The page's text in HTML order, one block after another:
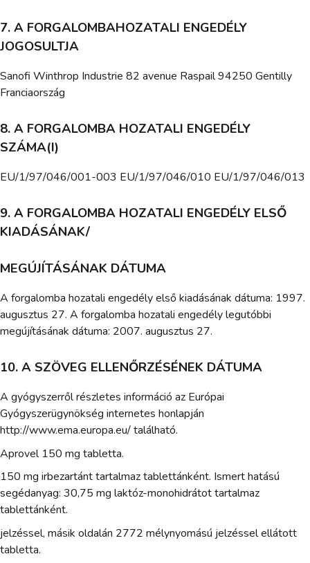
7. A FORGALOMBAHOZATALI ENGEDÉLY
JOGOSULTJA
Sanofi Winthrop Industrie 82 avenue Raspail 94250 Gentilly
Franciaország
8. A FORGALOMBA HOZATALI ENGEDÉLY
SZÁMA(I)
EU/1/97/046/001-003 EU/1/97/046/010 EU/1/97/046/013
9. A FORGALOMBA HOZATALI ENGEDÉLY ELSŐ
KIADÁSÁNAK/
MEGÚJÍTÁSÁNAK DÁTUMA
A forgalomba hozatali engedély első kiadásának dátuma: 1997.
augusztus 27. A forgalomba hozatali engedély legutóbbi
megújításának dátuma: 2007. augusztus 27.
10. A SZÖVEG ELLENŐRZÉSÉNEK DÁTUMA
A gyógyszerről részletes információ az Európai
Gyógyszerügynökség internetes honlapján
http://www.ema.europa.eu/ található.
Aprovel 150 mg tabletta.
150 mg irbezartánt tartalmaz tablettánként. Ismert hatású
segédanyag: 30,75 mg laktóz-monohidrátot tartalmaz
tablettánként.
jelzéssel, másik oldalán 2772 mélynyomású jelzéssel ellátott
tabletta.